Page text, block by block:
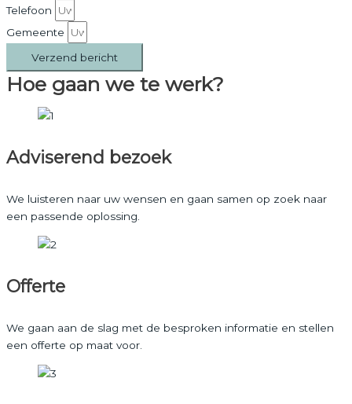
Telefoon
Gemeente
Verzend bericht
Hoe gaan we te werk?
Adviserend bezoek
We luisteren naar uw wensen en gaan samen op zoek naar
een passende oplossing.
Offerte
We gaan aan de slag met de besproken informatie en stellen
een offerte op maat voor.